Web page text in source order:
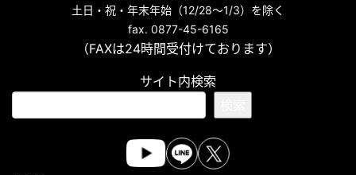
土日・祝・年末年始（12/28～1/3）を除く
fax. 0877-45-6165
（FAXは24時間受付けております）
サイト内検索